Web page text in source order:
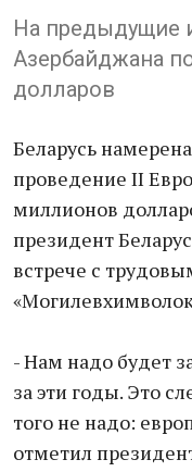
На предыдущие
Азербайджана
долларов
Беларусь
проведение II
миллионов
президент
встрече с
- Нам надо будет
за эти годы. Это
того не надо:
отметил